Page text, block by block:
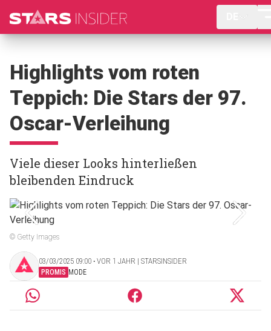
Highlights vom roten
Teppich: Die Stars der 97.
Oscar-Verleihung
Viele dieser Looks hinterließen
bleibenden Eindruck
© Getty Images
03/03/2025 09:00 ‧ VOR 1 JAHR | STARSINSIDER
PROMIS MODE